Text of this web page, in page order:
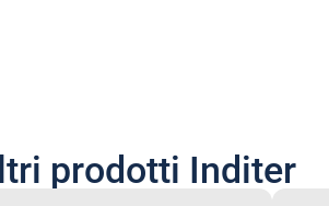
prodotti Inditer